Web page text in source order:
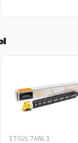
1T02L7ANL1